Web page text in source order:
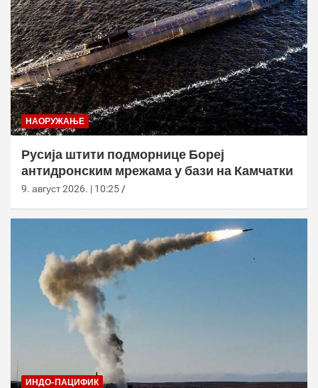
НАОРУЖАЊЕ
Русија штити подморнице Бореј
антидронским мрежама у бази на Камчатки
9. август 2026. | 10:25
ИНДО-ПАЦИФИК